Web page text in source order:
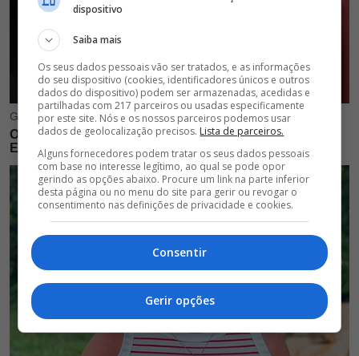
dispositivo
Saiba mais
Os seus dados pessoais vão ser tratados, e as informações
do seu dispositivo (cookies, identificadores únicos e outros
dados do dispositivo) podem ser armazenadas, acedidas e
partilhadas com 217 parceiros ou usadas especificamente
por este site. Nós e os nossos parceiros podemos usar
dados de geolocalização precisos. Lista de parceiros.
Alguns fornecedores podem tratar os seus dados pessoais
com base no interesse legítimo, ao qual se pode opor
gerindo as opções abaixo. Procure um link na parte inferior
desta página ou no menu do site para gerir ou revogar o
consentimento nas definições de privacidade e cookies.
Consentir
Gerir opções